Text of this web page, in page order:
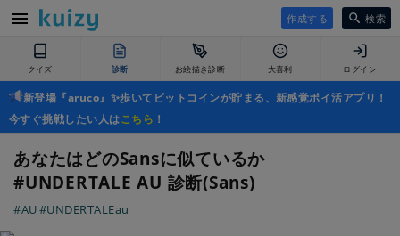
作成する 検索
クイズ 診断 お絵描き診断 大喜利 ログイン
新登場『aruco』✨歩いてビットコインが貯まる、新感覚ポイ活アプリ！
今すぐ挑戦したい人はこちら ！
あなたはどのSansに似ているか
#UNDERTALE AU 診断(Sans)
#AU#UNDERTALEau